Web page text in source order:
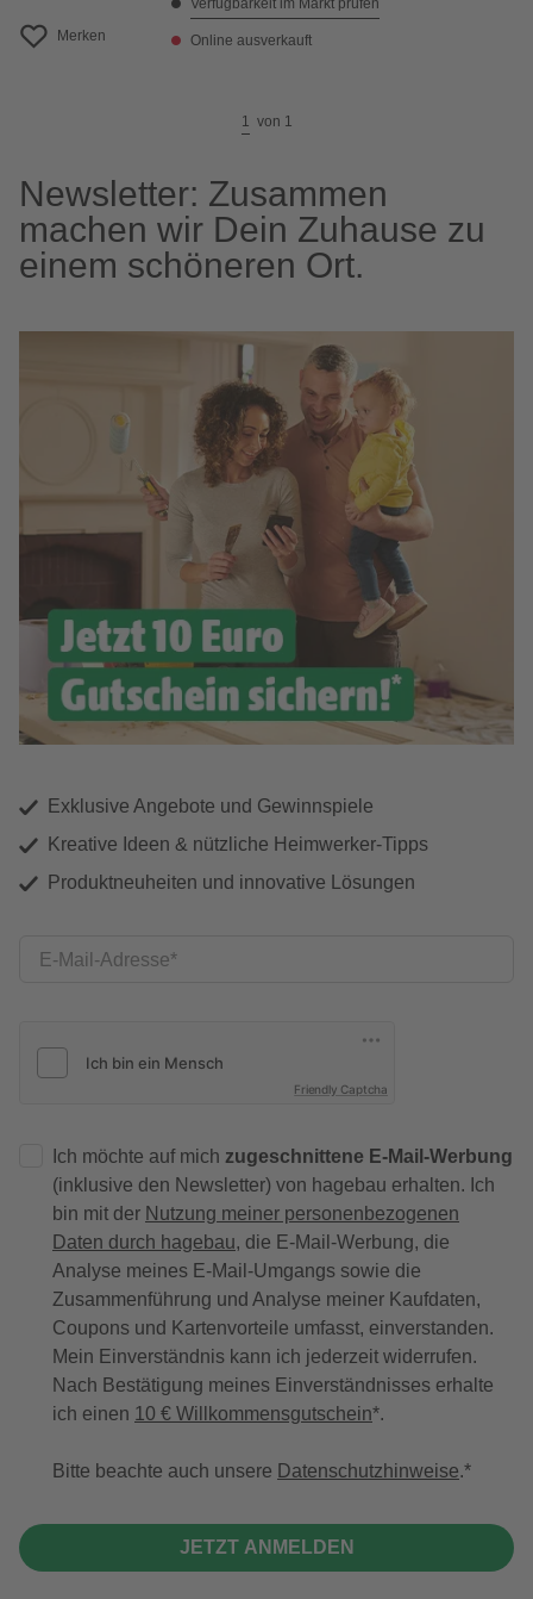
Merken
Verfügbarkeit im Markt prüfen
Online ausverkauft
1 von 1
Newsletter: Zusammen
machen wir Dein Zuhause zu
einem schöneren Ort.
Exklusive Angebote und Gewinnspiele
Kreative Ideen & nützliche Heimwerker-Tipps
Produktneuheiten und innovative Lösungen
E-Mail-Adresse
Friendly Captcha
Ich möchte auf mich zugeschnittene E-Mail-Werbung
(inklusive den Newsletter) von hagebau erhalten. Ich
bin mit der Nutzung meiner personenbezogenen
Daten durch hagebau, die E-Mail-Werbung, die
Analyse meines E-Mail-Umgangs sowie die
Zusammenführung und Analyse meiner Kaufdaten,
Coupons und Kartenvorteile umfasst, einverstanden.
Mein Einverständnis kann ich jederzeit widerrufen.
Nach Bestätigung meines Einverständnisses erhalte
ich einen 10 € Willkommensgutschein*.
Bitte beachte auch unsere Datenschutzhinweise.
JETZT ANMELDEN